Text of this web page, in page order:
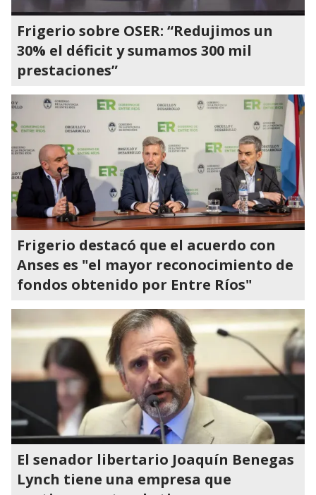
Frigerio sobre OSER: “Redujimos un
30% el déficit y sumamos 300 mil
prestaciones”
Frigerio destacó que el acuerdo con
Anses es "el mayor reconocimiento de
fondos obtenido por Entre Ríos"
El senador libertario Joaquín Benegas
Lynch tiene una empresa que